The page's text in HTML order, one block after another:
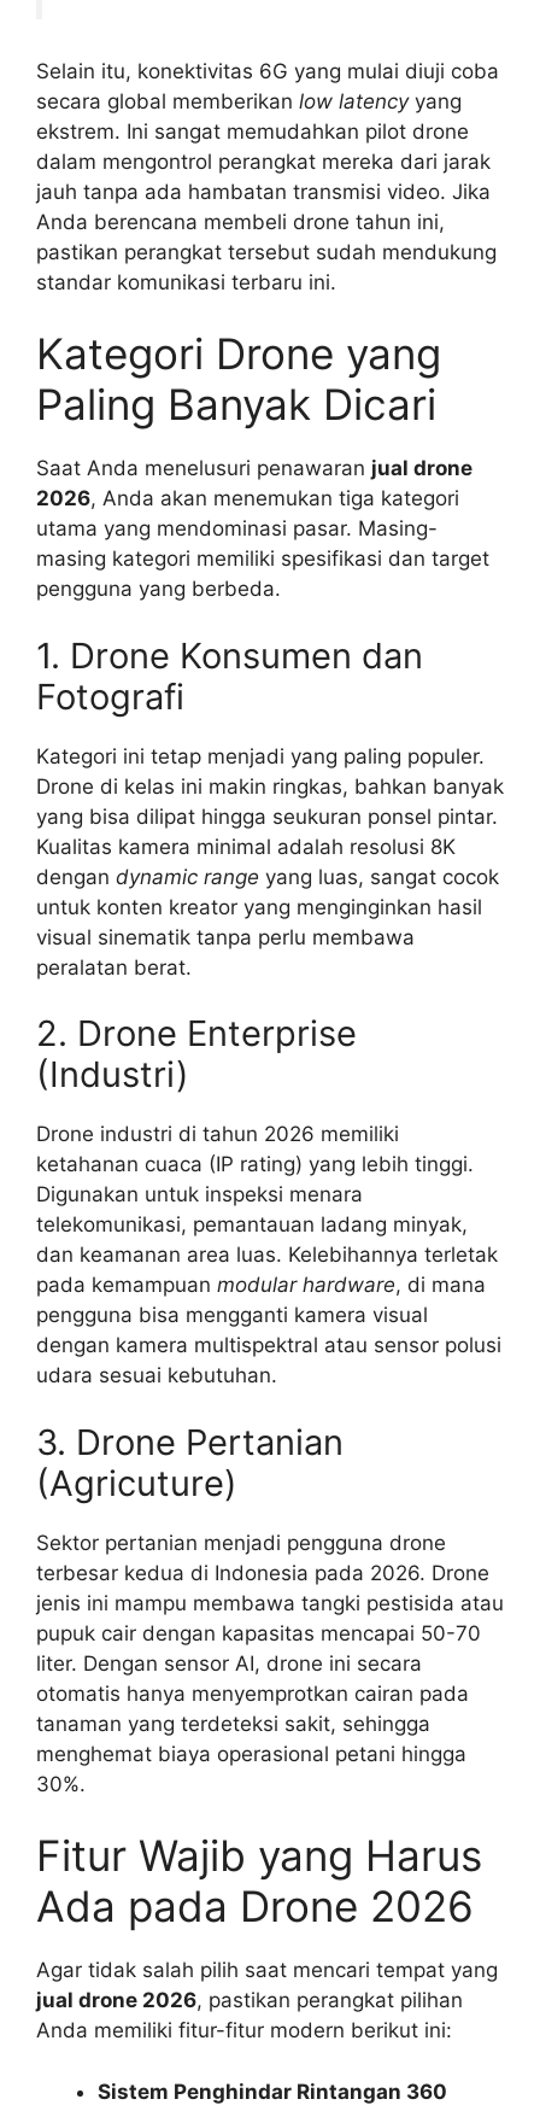
Selain itu, konektivitas 6G yang mulai diuji coba
secara global memberikan low latencyyang
ekstrem. Ini sangat memudahkan pilot drone
dalam mengontrol perangkat mereka dari jarak
jauh tanpa ada hambatan transmisi video. Jika
Anda berencana membeli drone tahun ini,
pastikan perangkat tersebut sudah mendukung
standar komunikasi terbaru ini.
Kategori Drone yang
Paling Banyak Dicari
Saat Anda menelusuri penawaran jual drone
2026, Anda akan menemukan tiga kategori
utama yang mendominasi pasar. Masing-
masing kategori memiliki spesifikasi dan target
pengguna yang berbeda.
1. Drone Konsumen dan
Fotografi
Kategori ini tetap menjadi yang paling populer.
Drone di kelas ini makin ringkas, bahkan banyak
yang bisa dilipat hingga seukuran ponsel pintar.
Kualitas kamera minimal adalah resolusi 8K
dengan dynamic range yang luas, sangat cocok
untuk konten kreator yang menginginkan hasil
visual sinematik tanpa perlu membawa
peralatan berat.
2. Drone Enterprise
(Industri)
Drone industri di tahun 2026 memiliki
ketahanan cuaca (IP rating) yang lebih tinggi.
Digunakan untuk inspeksi menara
telekomunikasi, pemantauan ladang minyak,
dan keamanan area luas. Kelebihannya terletak
pada kemampuan modular hardware, di mana
pengguna bisa mengganti kamera visual
dengan kamera multispektral atau sensor polusi
udara sesuai kebutuhan.
3. Drone Pertanian
(Agricuture)
Sektor pertanian menjadi pengguna drone
terbesar kedua di Indonesia pada 2026. Drone
jenis ini mampu membawa tangki pestisida atau
pupuk cair dengan kapasitas mencapai 50-70
liter. Dengan sensor AI, drone ini secara
otomatis hanya menyemprotkan cairan pada
tanaman yang terdeteksi sakit, sehingga
menghemat biaya operasional petani hingga
30%.
Fitur Wajib yang Harus
Ada pada Drone 2026
Agar tidak salah pilih saat mencari tempat yang
jual drone 2026, pastikan perangkat pilihan
Anda memiliki fitur-fitur modern berikut ini:
Sistem Penghindar Rintangan 360